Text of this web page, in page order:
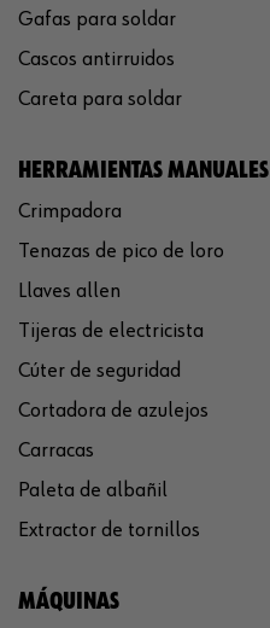
Gafas para soldar
Cascos antirruidos
Careta para soldar
HERRAMIENTAS MANUALES
Crimpadora
Tenazas de pico de loro
Llaves allen
Tijeras de electricista
Cúter de seguridad
Cortadora de azulejos
Carracas
Paleta de albañil
Extractor de tornillos
MÁQUINAS